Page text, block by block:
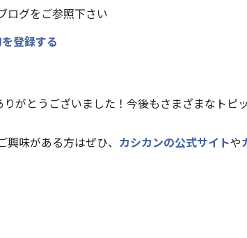
ログをご参照下さい
登録する
りがとうございました！今後もさまざまなトピ
味がある方はぜひ、 カシカンの公式サイトや